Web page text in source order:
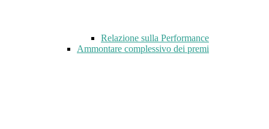
Relazione sulla Performance
Ammontare complessivo dei premi